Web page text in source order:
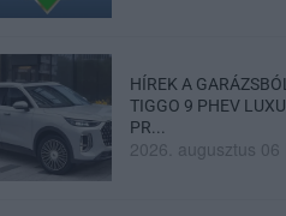
HÍREK A
TIGGO 9 PHEV
PR...
2026. augusztus 06